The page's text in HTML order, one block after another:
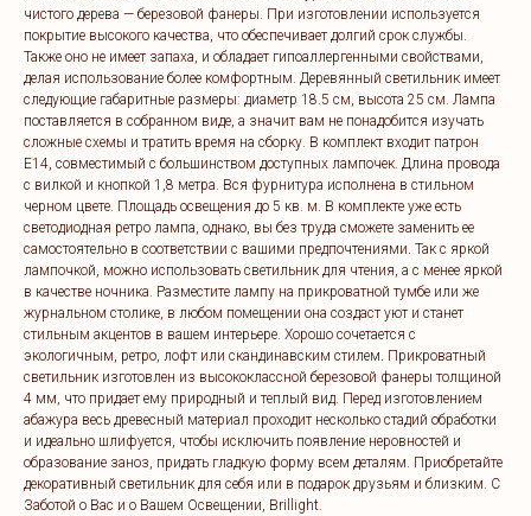
чистого дерева — березовой фанеры. При изготовлении используется
покрытие высокого качества, что обеспечивает долгий срок службы.
Также оно не имеет запаха, и обладает гипоаллергенными свойствами,
делая использование более комфортным. Деревянный светильник имеет
следующие габаритные размеры: диаметр 18.5 см, высота 25 см. Лампа
поставляется в собранном виде, а значит вам не понадобится изучать
сложные схемы и тратить время на сборку. В комплект входит патрон
E14, совместимый с большинством доступных лампочек. Длина провода
с вилкой и кнопкой 1,8 метра. Вся фурнитура исполнена в стильном
черном цвете. Площадь освещения до 5 кв. м. В комплекте уже есть
светодиодная ретро лампа, однако, вы без труда сможете заменить ее
самостоятельно в соответствии с вашими предпочтениями. Так с яркой
лампочкой, можно использовать светильник для чтения, а с менее яркой
в качестве ночника. Разместите лампу на прикроватной тумбе или же
журнальном столике, в любом помещении она создаст уют и станет
стильным акцентов в вашем интерьере. Хорошо сочетается с
экологичным, ретро, лофт или скандинавским стилем. Прикроватный
светильник изготовлен из высококлассной березовой фанеры толщиной
4 мм, что придает ему природный и теплый вид. Перед изготовлением
абажура весь древесный материал проходит несколько стадий обработки
и идеально шлифуется, чтобы исключить появление неровностей и
образование заноз, придать гладкую форму всем деталям. Приобретайте
декоративный светильник для себя или в подарок друзьям и близким. C
Заботой о Вас и о Вашем Освещении, Brillight.